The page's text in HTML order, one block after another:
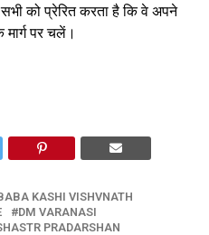
को प्रेरित करता है कि वे अपने
पर चलें।
KASHI VISHVNATH
DM VARANASI
PRADARSHAN